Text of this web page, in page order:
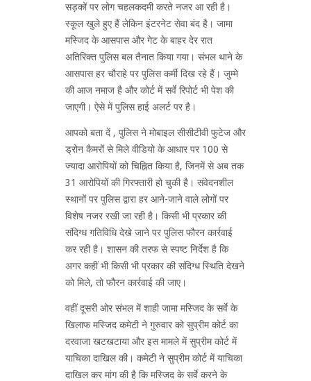
सड़कों पर लोग चहलकदमी करते नजर आ रही है।
स्कूल खुले हुए हैं लेकिन इंटरनेट सेवा बंद है। जामा
मस्जिद के आसपास और गेट के बाहर देर रात
अतिरिक्त पुलिस बल तैनात किया गया। संभल थाने के
आसपास हर चौराहे पर पुलिस कर्मी दिख रहे हैं। जुम्मे
की आज नमाज है और कोर्ट में सर्वे रिपोर्ट भी पेश की
जाएगी। ऐसे में पुलिस हाई अलर्ट पर है।
आपको बता दें , पुलिस ने मोबाइल सीसीटीवी फुटेज और
ड्रोन कैमरों से मिले वीडियो के आधार पर 100 से
ज्यादा आरोपियों को चिह्नित किया है, जिनमें से अब तक
31 आरोपियों की गिरफ्तारी हो चुकी है। संवेदनशील
स्थानों पर पुलिस द्वारा हर आने-जाने वाले लोगों पर
विशेष नजर रखी जा रही है। किसी भी प्रकार की
संदिग्ध गतिविधि देखे जाने पर पुलिस फौरन कार्रवाई
कर रही है। शासन की तरफ से स्पष्ट निर्देश है कि
अगर कहीं भी किसी भी प्रकार की संदिग्ध स्थिति देखने
को मिले, तो फौरन कार्रवाई की जाए।
वहीं दूसरी ओर संभल में शाही जामा मस्जिद के सर्वे के
खिलाफ मस्जिद कमेटी ने गुरुवार को सुप्रीम कोर्ट का
दरवाजा खटखटाया और इस मामले में सुप्रीम कोर्ट में
याचिका दाखिल की। कमेटी ने सुप्रीम कोर्ट में याचिका
दाखिल कर मांग की है कि मस्जिद के सर्वे करने के